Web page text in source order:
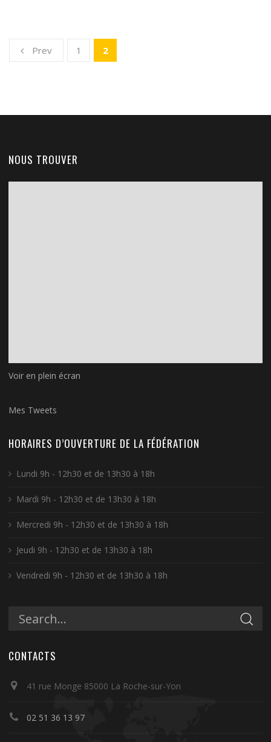
Prev 1 2
NOUS TROUVER
Voir en plein écran
Mes Tweets
HORAIRES D’OUVERTURE DE LA FÉDÉRATION
Lundi 9h - 12h30 et de 13h30 à 18h
Mardi 9h - 12h30 et de 13h30 à 18h
Mercredi 9h - 12h30 et de 13h30 à 18h
Jeudi 9h - 12h30 et de 13h30 à 18h
Vendredi 9h - 12h30 et de 13h30 à 18h
CONTACTS
41 rue Monge 85000 La Roche-sur-Yon
02 51 36 13 97